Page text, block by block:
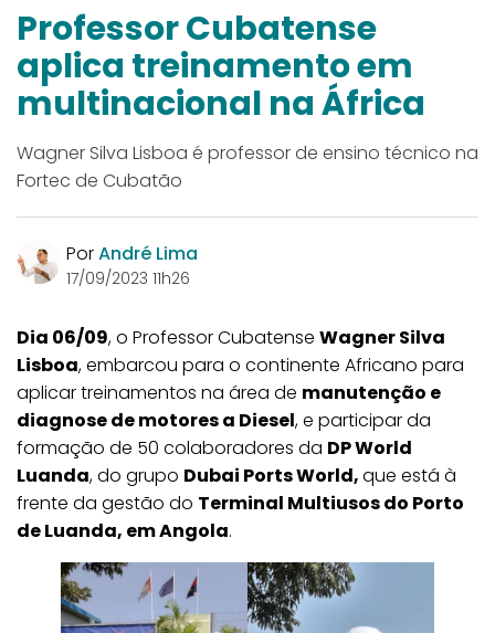
Professor Cubatense
aplica treinamento em
multinacional na África
Wagner Silva Lisboa é professor de ensino técnico na
Fortec de Cubatão
PorAndré Lima
17/09/2023 11h26
Dia 06/09, o Professor Cubatense Wagner Silva
Lisboa, embarcou para o continente Africano para
aplicar treinamentos na área de manutenção e
diagnose de motores a Diesel, e participar da
formação de 50 colaboradores da DP World
Luanda, do grupo Dubai Ports World,que está à
frente da gestão do Terminal Multiusos do Porto
de Luanda, em Angola.